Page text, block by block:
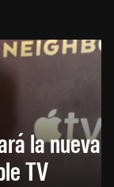
la nueva
TV